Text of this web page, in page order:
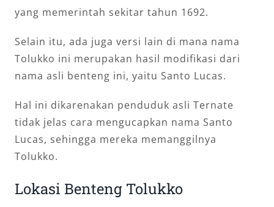
yang memerintah sekitar tahun 1692.
Selain itu, ada juga versi lain di mana nama
Tolukko ini merupakan hasil modifikasi dari
nama asli benteng ini, yaitu Santo Lucas.
Hal ini dikarenakan penduduk asli Ternate
tidak jelas cara mengucapkan nama Santo
Lucas, sehingga mereka memanggilnya
Tolukko.
Lokasi Benteng Tolukko